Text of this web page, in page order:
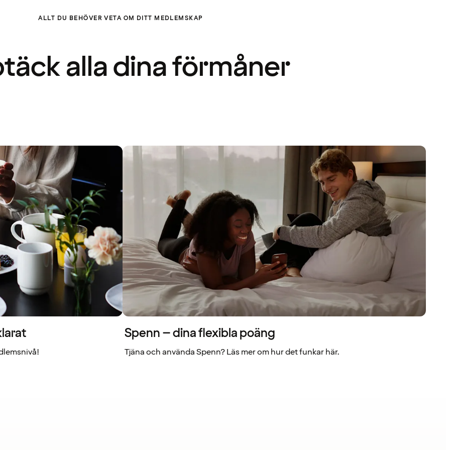
ALLT DU BEHÖVER VETA OM DITT MEDLEMSKAP
alla dina förmåner
Spenn – dina flexibla poäng
Tjäna och använda Spenn? Läs mer om hur det funkar här.